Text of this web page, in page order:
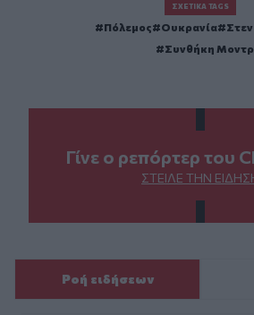
ΣΧΕΤΙΚΆ TAGS
Πόλεμος Ουκρανία
Συνθήκη
Γίνε ο ρεπόρτερ του
ΣΤΕΊΛΕ ΤΗΝ
Ροή ειδήσεων